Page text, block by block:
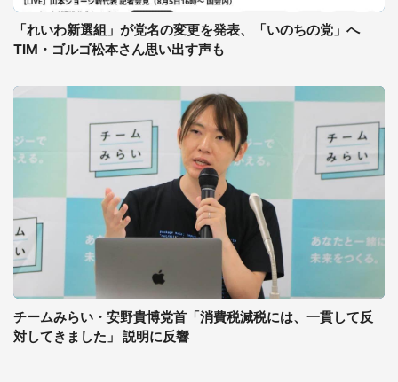
「れいわ新選組」が党名の変更を発表、「いのちの党」へ
TIM・ゴルゴ松本さん思い出す声も
チームみらい・安野貴博党首「消費税減税には、一貫して反
対してきました」 説明に反響